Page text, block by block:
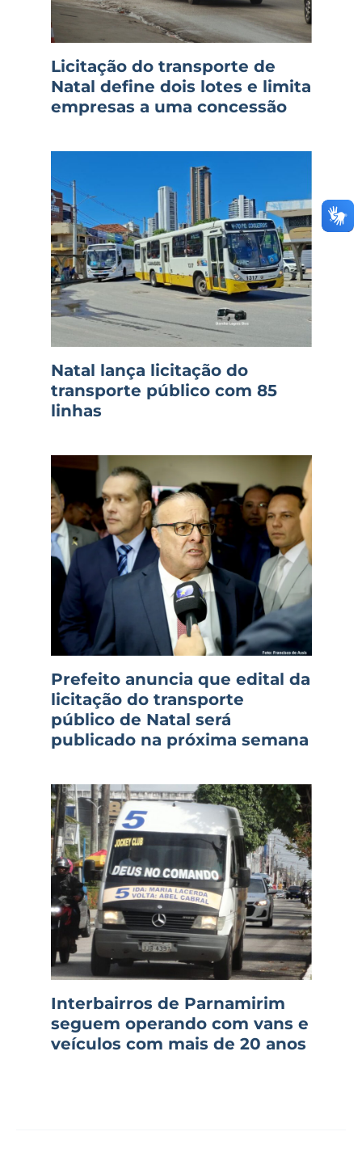
Licitação do transporte de
Natal define dois lotes e limita
empresas a uma concessão
Natal lança licitação do
transporte público com 85
linhas
Prefeito anuncia que edital da
licitação do transporte
público de Natal será
publicado na próxima semana
Interbairros de Parnamirim
seguem operando com vans e
veículos com mais de 20 anos